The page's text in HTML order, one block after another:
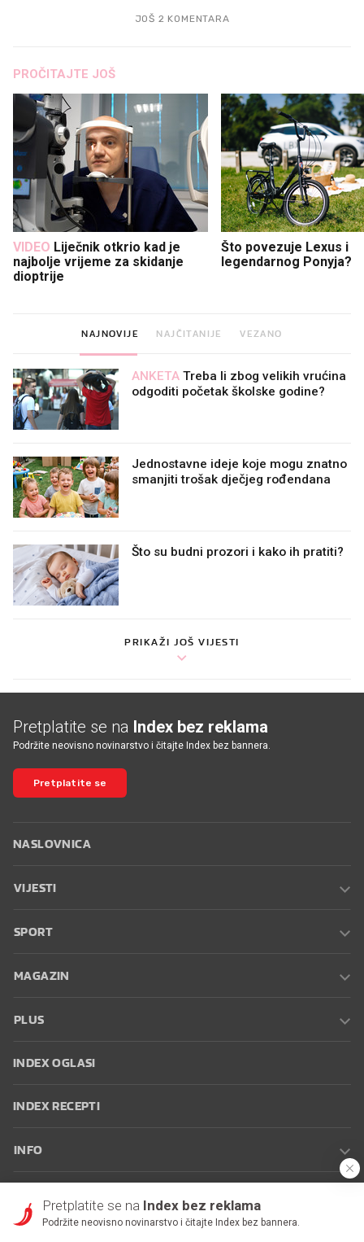
JOŠ 2 KOMENTARA
PROČITAJTE JOŠ
VIDEO
najbolje vrijeme za skidanje
dioptrije
Što povezuje Lexus i
legendarnog Ponyja?
NAJNOVIJE NAJČITANIJE VEZANO
ANKETA
odgoditi početak školske godine?
Jednostavne ideje koje mogu znatno
smanjiti trošak dječjeg rođendana
Što su budni prozori i kako ih pratiti?
PRIKAŽI JOŠ VIJESTI
Pretplatite se na Index bez reklama
Podržite neovisno novinarstvo i čitajte Index bez bannera.
Pretplatite se
NASLOVNICA
VIJESTI
SPORT
MAGAZIN
PLUS
INDEX OGLASI
INDEX RECEPTI
INFO
korištenja
Postavke kolačića
Pretplatite se na Index bez reklama
Podržite neovisno novinarstvo i čitajte Index bez bannera.